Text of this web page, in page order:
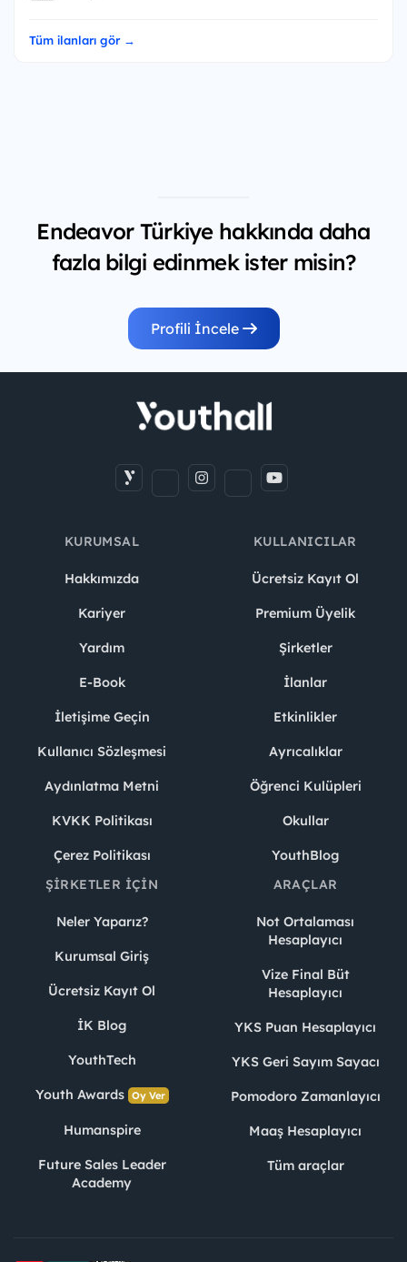
Tüm ilanları gör →
Endeavor Türkiye hakkında daha
fazla bilgi edinmek ister misin?
Profili İncele
KURUMSAL
Hakkımızda
Kariyer
Yardım
E-Book
İletişime Geçin
Kullanıcı Sözleşmesi
Aydınlatma Metni
KVKK Politikası
Çerez Politikası
KULLANICILAR
Ücretsiz Kayıt Ol
Premium Üyelik
Şirketler
İlanlar
Etkinlikler
Ayrıcalıklar
Öğrenci Kulüpleri
Okullar
YouthBlog
ŞIRKETLER İÇIN
Neler Yaparız?
Kurumsal Giriş
Ücretsiz Kayıt Ol
İK Blog
YouthTech
Youth Awards Oy Ver
Humanspire
Future Sales Leader
Academy
ARAÇLAR
Not Ortalaması
Hesaplayıcı
Vize Final Büt
Hesaplayıcı
YKS Puan Hesaplayıcı
YKS Geri Sayım Sayacı
Pomodoro Zamanlayıcı
Maaş Hesaplayıcı
Tüm araçlar